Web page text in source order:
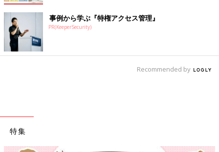
事例から学ぶ『特権アクセス管理』
PR(KeeperSecurity)
Recommended by
特集